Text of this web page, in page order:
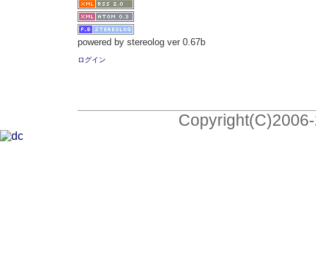
powered by stereolog ver 0.67b
ログイン